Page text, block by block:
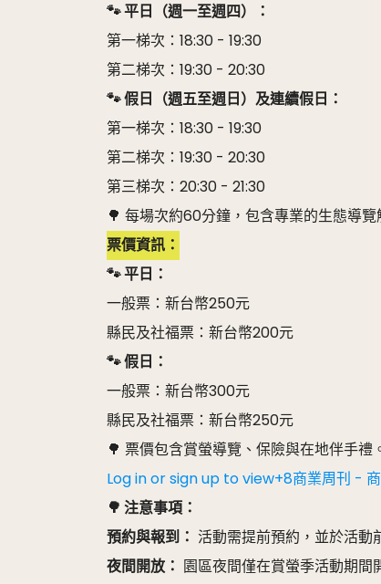
🐾 平日（週一至週四）：
第一梯次：18:30 - 19:30
第二梯次：19:30 - 20:30
🐾 假日（週五至週日）及連續假日：
第一梯次：18:30 - 19:30
第二梯次：19:30 - 20:30
第三梯次：20:30 - 21:30
🌳 每場次約60分鐘，包含專業的生態導覽
票價資訊：
🐾 平日：
一般票：新台幣250元
縣民及社福票：新台幣200元
🐾 假日：
一般票：新台幣300元
縣民及社福票：新台幣250元
🌳 票價包含賞螢導覽、保險與在地伴手禮
Log in or sign up to view+8商業周刊 -
🌳 注意事項：
預約與報到： 活動需提前預約，並於活動
夜間開放： 園區夜間僅在賞螢季活動期間